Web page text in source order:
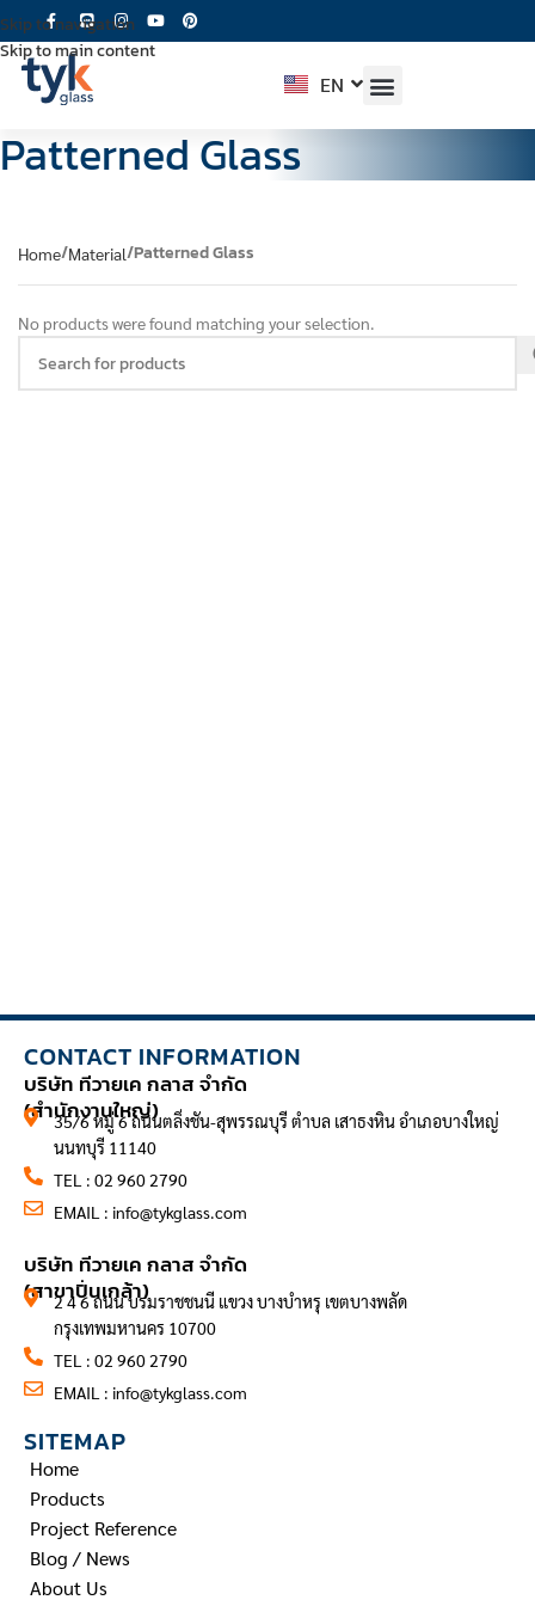
Skip to navigation
Skip to main content
EN
TH
Patterned Glass
Home Material Patterned Glass
No products were found matching your selection.
CONTACT INFORMATION
บริษัท ทีวายเค กลาส จำกัด
(สำนักงานใหญ่)
35/6 หมู่ 6 ถนนตลิ่งชัน-สุพรรณบุรี ตำบล เสาธงหิน อำเภอบางใหญ่
นนทบุรี 11140
TEL : 02 960 2790
EMAIL : info@tykglass.com
บริษัท ทีวายเค กลาส จำกัด
(สาขาปิ่นเกล้า)
2 4 6 ถนน บรมราชชนนี แขวง บางบำหรุ เขตบางพลัด
กรุงเทพมหานคร 10700
TEL : 02 960 2790
EMAIL : info@tykglass.com
SITEMAP
Home
Products
Project Reference
Blog / News
About Us